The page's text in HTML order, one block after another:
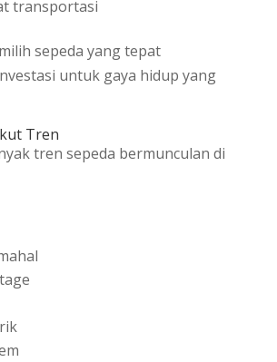
transportasi
sepeda yang tepat
untuk gaya hidup yang
Tren
tren sepeda bermunculan di